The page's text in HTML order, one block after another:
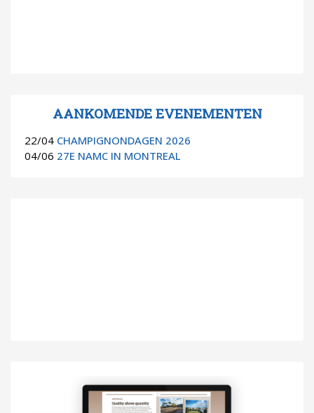
AANKOMENDE EVENEMENTEN
22/04 CHAMPIGNONDAGEN 2026
04/06 27E NAMC IN MONTREAL